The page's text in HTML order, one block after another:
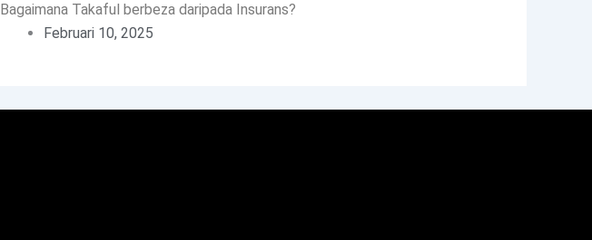
Bagaimana Takaful berbeza daripada Insurans?
Februari 10, 2025